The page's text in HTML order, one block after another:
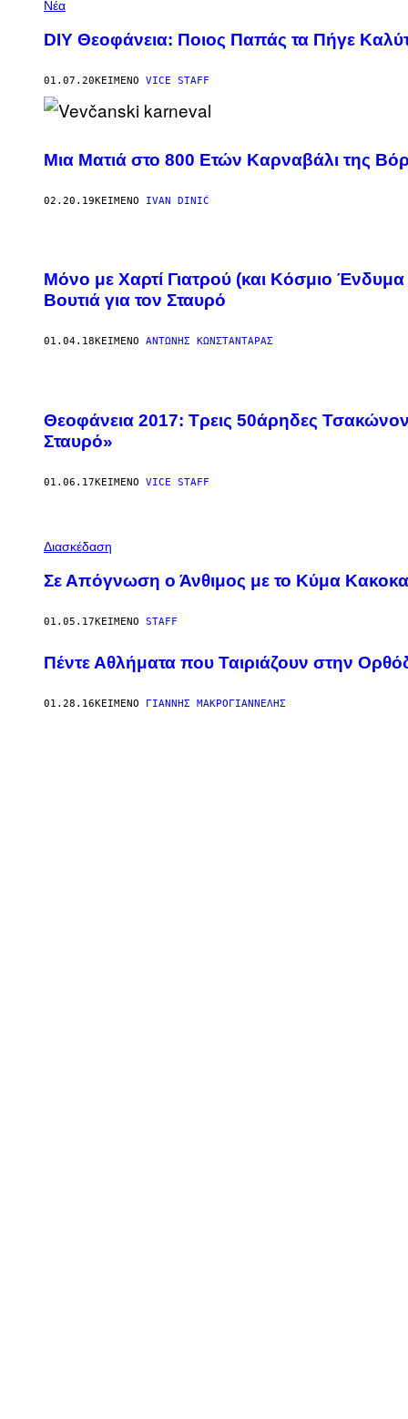
Νέα
DIY Θεοφάνεια: Ποιος Παπάς τα Πήγε
01.07.20ΚΕΊΜΕΝΟ VICE STAFF
Μια Ματιά στο 800 Ετών Καρναβάλι της
02.20.19ΚΕΊΜΕΝΟ IVAN DINIĆ
Μόνο με Χαρτί Γιατρού (και Κόσμιο
Βουτιά για τον Σταυρό
01.04.18ΚΕΊΜΕΝΟ ΑΝΤΏΝΗΣ ΚΩΝΣΤΑΝΤΆΡΑΣ
Θεοφάνεια 2017: Τρεις 50άρηδες
Σταυρό»
01.06.17ΚΕΊΜΕΝΟ VICE STAFF
Διασκέδαση
Σε Απόγνωση ο Άνθιμος με το Κύμα
01.05.17ΚΕΊΜΕΝΟ STAFF
Πέντε Αθλήματα που Ταιριάζουν στην
01.28.16ΚΕΊΜΕΝΟ ΓΙΆΝΝΗΣ ΜΑΚΡΟΓΙΑΝΝΈΛΗΣ